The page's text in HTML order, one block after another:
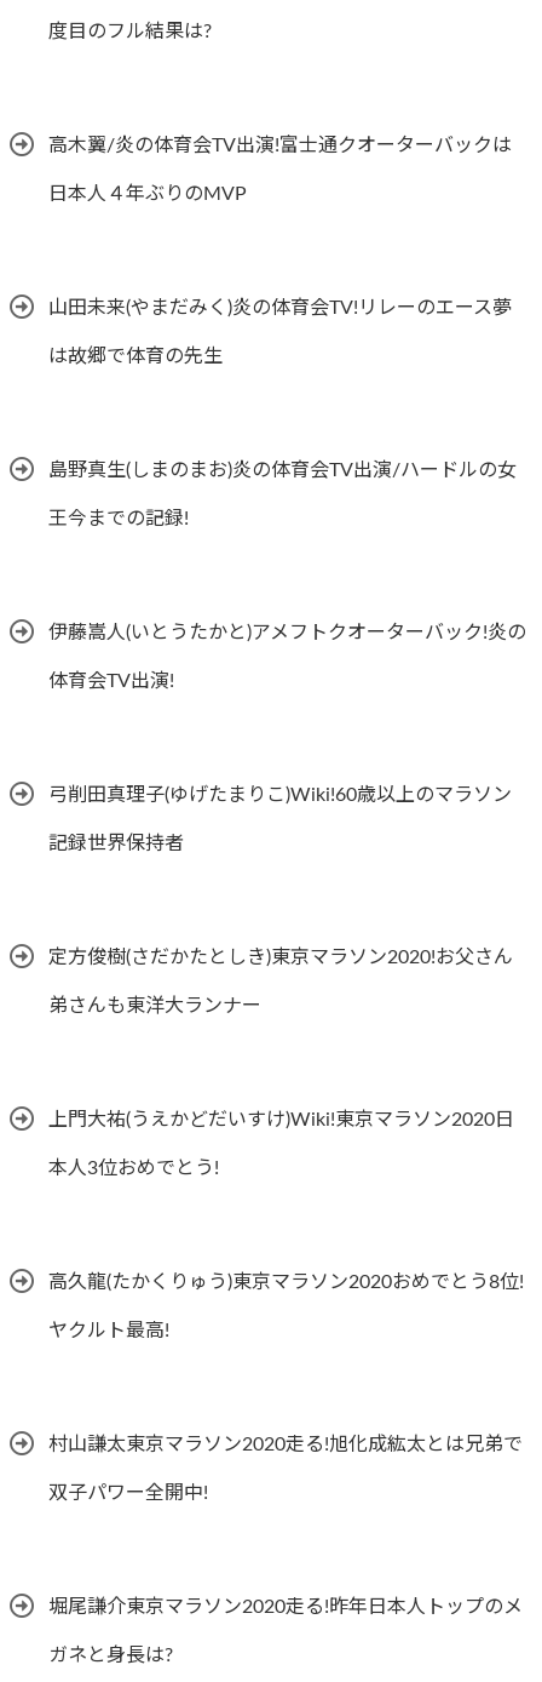
度目のフル結果は?
高木翼/炎の体育会TV出演!富士通クオーターバックは
日本人４年ぶりのMVP
山田未来(やまだみく)炎の体育会TV!リレーのエース夢
は故郷で体育の先生
島野真生(しまのまお)炎の体育会TV出演/ハードルの女
王今までの記録!
伊藤嵩人(いとうたかと)アメフトクオーターバック!炎の
体育会TV出演!
弓削田真理子(ゆげたまりこ)Wiki!60歳以上のマラソン
記録世界保持者
定方俊樹(さだかたとしき)東京マラソン2020!お父さん
弟さんも東洋大ランナー
上門大祐(うえかどだいすけ)Wiki!東京マラソン2020日
本人3位おめでとう!
高久龍(たかくりゅう)東京マラソン2020おめでとう8位!
ヤクルト最高!
村山謙太東京マラソン2020走る!旭化成紘太とは兄弟で
双子パワー全開中!
堀尾謙介東京マラソン2020走る!昨年日本人トップのメ
ガネと身長は?